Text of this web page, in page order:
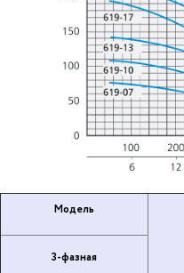
Модель
3-фазная